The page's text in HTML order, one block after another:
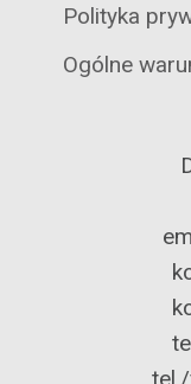
Polityka
Ogólne